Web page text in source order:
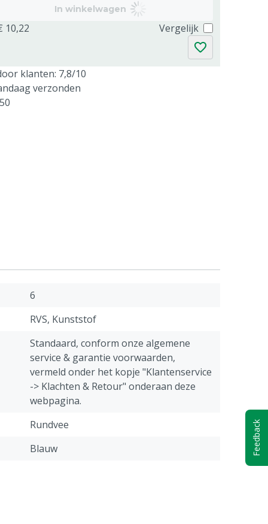
In winkelwagen
10,22 Vergelijk
klanten: 7,8/10
verzonden
6
RVS, Kunststof
Standaard, conform onze algemene
service & garantie voorwaarden,
vermeld onder het kopje "Klantenservice
-> Klachten & Retour" onderaan deze
webpagina.
Rundvee
Blauw Feedback